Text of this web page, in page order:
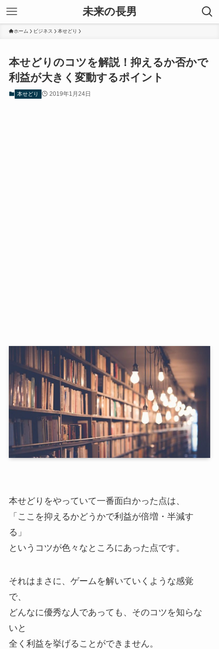
未来の長男
ホーム ビジネス 本せどり
本せどりのコツを解説！抑えるか否かで
利益が大きく変動するポイント
本せどり 2019年1月24日
本せどりをやっていて一番面白かった点は、
「ここを抑えるかどうかで利益が倍増・半減す
る」
というコツが色々なところにあった点です。
それはまさに、ゲームを解いていくような感覚
で、
どんなに優秀な人であっても、そのコツを知らな
いと
全く利益を挙げることができません。